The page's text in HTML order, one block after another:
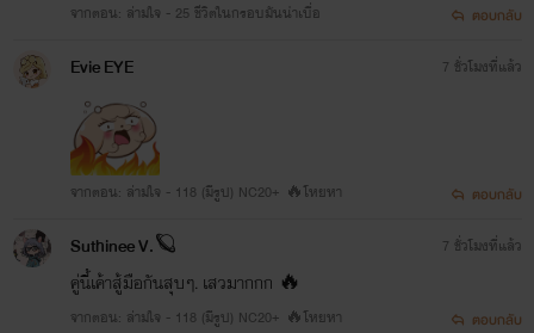
จากตอน: ล่ามใจ - 25 ชีวิตในกรอบมันน่าเบื่อ ตอบกลับ
Evie EYE
จากตอน: ล่ามใจ - 118 (มีรูป) NC20+ 🔥โหยหา
7 ชั่วโมงที่แล้ว
ตอบกลับ
Suthinee V.🪐
คู่นี้เค้าสู้มือกันสุบๆ. เสวมากกก 🔥
จากตอน: ล่ามใจ - 118 (มีรูป) NC20+ 🔥โหยหา
7 ชั่วโมงที่แล้ว
ตอบกลับ